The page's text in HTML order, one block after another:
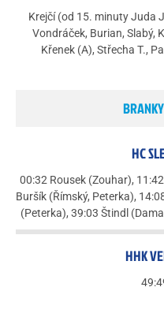
Krejčí (od 15. minuty Juda
Vondráček, Burian, Slabý,
Křenek (A), Střecha T.,
HC
00:32 Rousek (Zouhar),
Buršík (Římský, Peterka),
(Peterka), 39:03 Štindl
HHK